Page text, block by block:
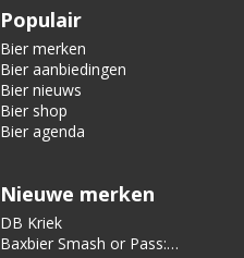
Populair
Bier merken
Bier aanbiedingen
Bier nieuws
Bier shop
Bier agenda
Nieuwe merken
DB Kriek
Baxbier Smash or Pass: